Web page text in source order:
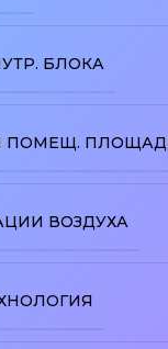
БЛОКА
ПОМЕЩ.
ВОЗДУХА